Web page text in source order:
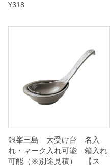
t¥318
銀峯三島 大受け台 名入
れ・マーク入れ可能 箱入れ
可能（※別途見積） 【ス